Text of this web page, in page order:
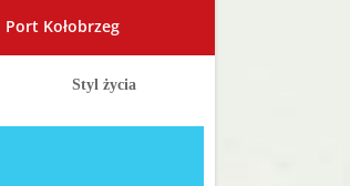
Port Kołobrzeg
Styl życia